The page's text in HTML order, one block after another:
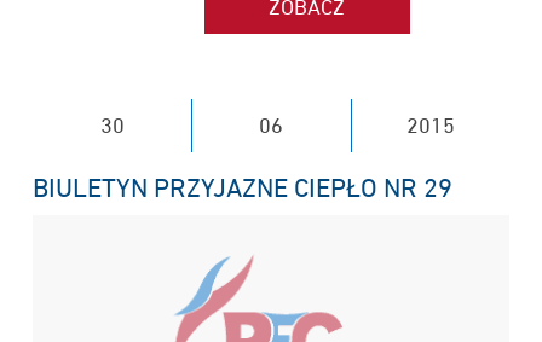
30 06 2015
BIULETYN PRZYJAZNE CIEPŁO NR 29